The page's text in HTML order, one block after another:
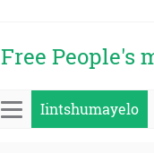
Free People's
Iintshumayelo